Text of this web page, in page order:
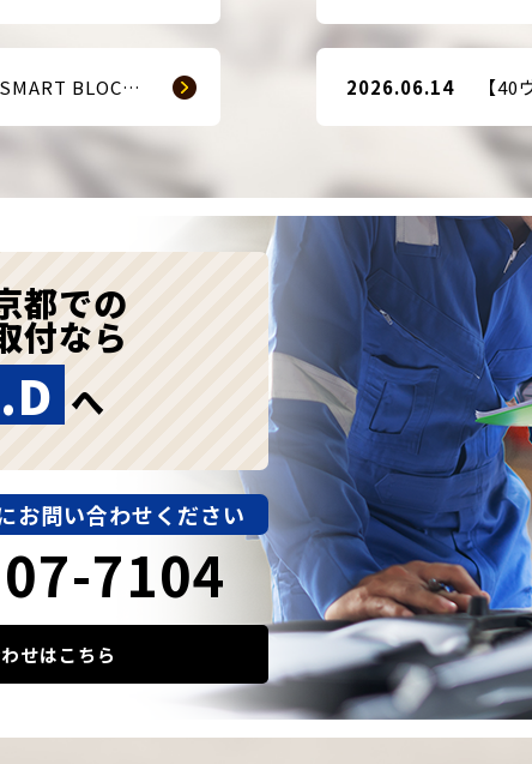
【販売開始のお知らせ】 SMART BLOCKER 2nd-Edition Plus 2026.06.14
都での
付なら
へ
お問い合わせください
7104
せはこちら